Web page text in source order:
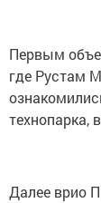
Первым
где Рустам
технопарка,
Далее врио